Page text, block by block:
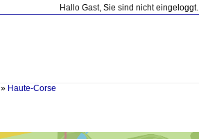
Hallo Gast, Sie sind nicht eingeloggt.
» Haute-Corse